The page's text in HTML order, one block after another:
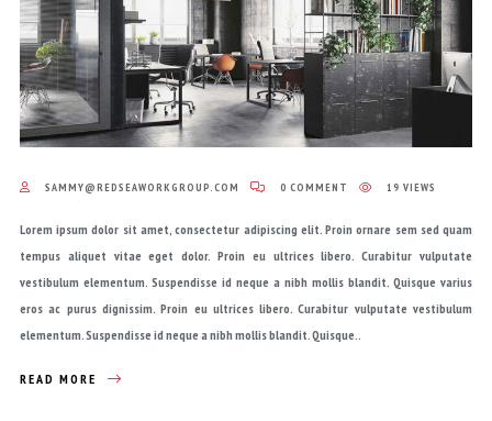
SAMMY@REDSEAWORKGROUP.COM 0 COMMENT 19 VIEWS
Lorem ipsum dolor sit amet, consectetur adipiscing elit. Proin ornare sem sed quam
tempus aliquet vitae eget dolor. Proin eu ultrices libero. Curabitur vulputate
vestibulum elementum. Suspendisse id neque a nibh mollis blandit. Quisque varius
eros ac purus dignissim. Proin eu ultrices libero. Curabitur vulputate vestibulum
elementum. Suspendisse id neque a nibh mollis blandit. Quisque..
READ MORE